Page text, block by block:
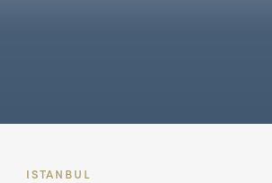
ISTANBUL